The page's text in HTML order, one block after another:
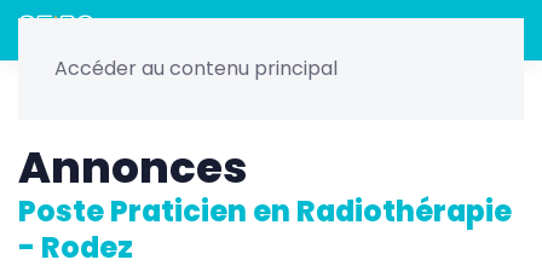
Accéder au contenu principal
Offres de remplacements et
Annonces
Poste Praticien en Radiothérapie
- Rodez